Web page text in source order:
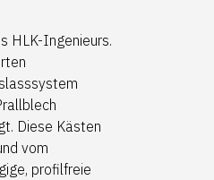
HLK-Ingenieurs.
Diese Kästen
vom
profilfreie